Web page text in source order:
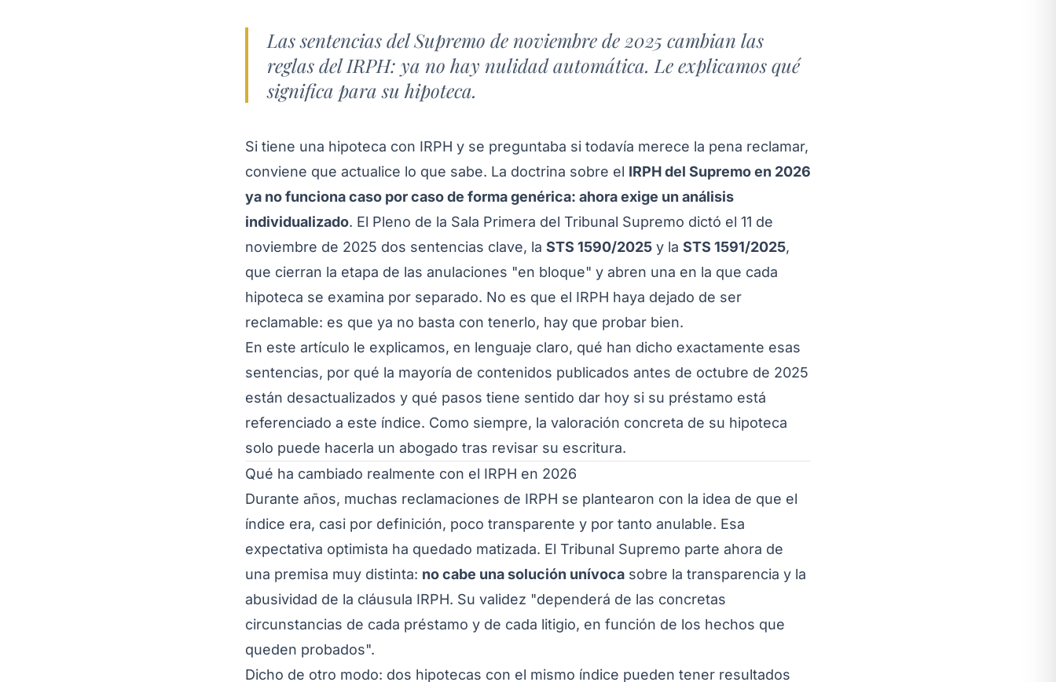
Las sentencias del Supremo de noviembre de 2025 cambian las
reglas del IRPH: ya no hay nulidad automática. Le explicamos qué
significa para su hipoteca.
Si tiene una hipoteca con IRPH y se preguntaba si todavía merece la pena reclamar,
conviene que actualice lo que sabe. La doctrina sobre el IRPH del Supremo en 2026
ya no funciona caso por caso de forma genérica: ahora exige un análisis
individualizado. El Pleno de la Sala Primera del Tribunal Supremo dictó el 11 de
noviembre de 2025 dos sentencias clave, la STS 1590/2025 y la STS 1591/2025,
que cierran la etapa de las anulaciones "en bloque" y abren una en la que cada
hipoteca se examina por separado. No es que el IRPH haya dejado de ser
reclamable: es que ya no basta con tenerlo, hay que probar bien.
En este artículo le explicamos, en lenguaje claro, qué han dicho exactamente esas
sentencias, por qué la mayoría de contenidos publicados antes de octubre de 2025
están desactualizados y qué pasos tiene sentido dar hoy si su préstamo está
referenciado a este índice. Como siempre, la valoración concreta de su hipoteca
solo puede hacerla un abogado tras revisar su escritura.
Qué ha cambiado realmente con el IRPH en 2026
Durante años, muchas reclamaciones de IRPH se plantearon con la idea de que el
índice era, casi por definición, poco transparente y por tanto anulable. Esa
expectativa optimista ha quedado matizada. El Tribunal Supremo parte ahora de
una premisa muy distinta: no cabe una solución unívoca sobre la transparencia y la
abusividad de la cláusula IRPH. Su validez "dependerá de las concretas
circunstancias de cada préstamo y de cada litigio, en función de los hechos que
queden probados".
Dicho de otro modo: dos hipotecas con el mismo índice pueden tener resultados